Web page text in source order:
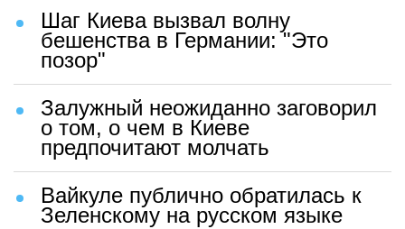
Шаг Киева вызвал волну
бешенства в Германии: "Это
позор"
Залужный неожиданно заговорил
о том, о чем в Киеве
предпочитают молчать
Вайкуле публично обратилась к
Зеленскому на русском языке